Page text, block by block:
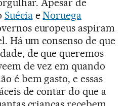
SuéciaeNoruega
europeus aspiram
Há um consenso de que
de que queremos
de vez em quando
é bem gasto, e essas
de contar do que a